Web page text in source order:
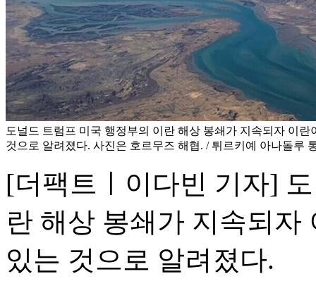
도널드 트럼프 미국 행정부의 이란 해상 봉쇄가 지속되자 이
것으로 알려졌다. 사진은 호르무즈 해협. / 튀르키예 아나돌루
[더팩트ㅣ이다빈 기자]
란 해상 봉쇄가 지속되
있는 것으로 알려졌다.